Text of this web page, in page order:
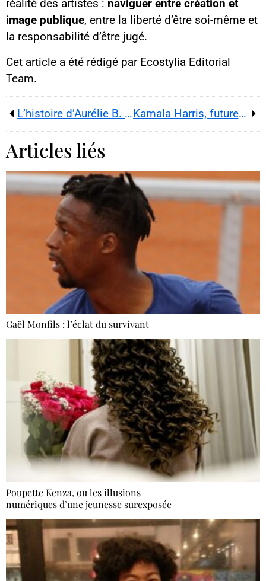
réalité des artistes : naviguer entre création et
image publique, entre la liberté d’être soi-même et
la responsabilité d’être jugé.
Cet article a été rédigé par Ecostylia Editorial
Team.
L’histoire d’Aurélie B. : l’arnaqueuse qu’Hollywood peut nous envier Kamala Harris, future reine du monde ?
Articles liés
Gaël Monfils : l’éclat du survivant
Poupette Kenza, ou les illusions
numériques d’une jeunesse surexposée